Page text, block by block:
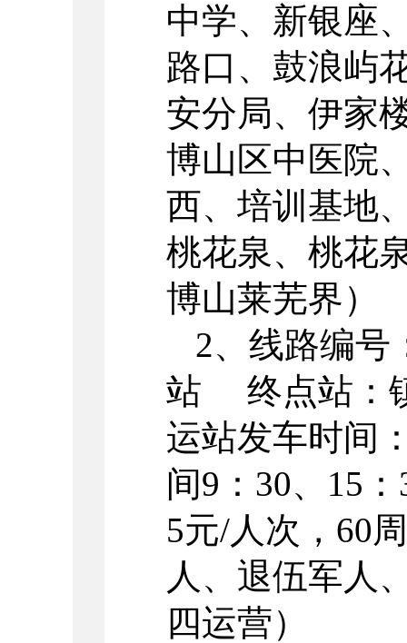
中学、新银座
路口、鼓浪屿
安分局、伊家
博山区中医院
西、培训基地
桃花泉、桃花
博山莱芜界）
2、线路编
站 终点站：
运站发车时间
间9：30、15
5元/人次，60
人、退伍军人
四运营）